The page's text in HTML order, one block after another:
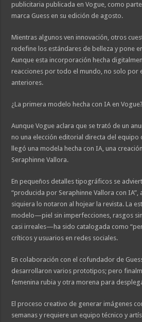
publicitaria publicada en Vogue, como
marca Guess en su edición de agosto.
Mientras algunos ven innovación, otros
redefine los estándares de belleza y pone
Aunque esta incorporación hecha
reacciones por todo el mundo, no solo por
anteriores.
¿La primera modelo hecha con IA en Vogue?
Aunque Vogue aclara que se trató de un
no una elección editorial directa del equipo
llegó una modela hecha con IA, una
Seraphinne Vallora.
En pequeños detalles tipográficos se
“producida por Seraphinne Vallora con IA”,
siquiera lo notaron al hojear la revista. La
modelo—piel sin imperfecciones, rasgos
casi irreales—ha sido catalogada como
críticos y usuarios en redes sociales.
En colaboración con el cofundador de
desarrollaron varios prototipos; pero
femenina rubia y otra morena para
El proceso creativo de generar imágenes
semanas y requiere un equipo técnico y